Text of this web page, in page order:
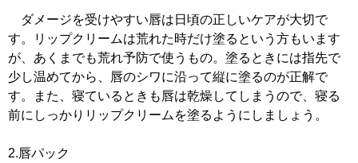
ダメージを受けやすい唇は日頃の正しいケアが大切で
す。リップクリームは荒れた時だけ塗るという方もいます
が、あくまでも荒れ予防で使うもの。塗るときには指先で
少し温めてから、唇のシワに沿って縦に塗るのが正解で
す。また、寝ているときも唇は乾燥してしまうので、寝る
前にしっかりリップクリームを塗るようにしましょう。
2.唇パック